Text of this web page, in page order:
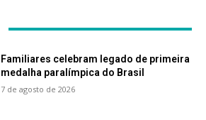
Familiares celebram legado de primeira
medalha paralímpica do Brasil
7 de agosto de 2026